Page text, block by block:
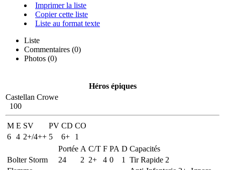
Imprimer la liste
Copier cette liste
Liste au format texte
Liste
Commentaires (0)
Photos (0)
Héros épiques
Castellan Crowe
100
M E SV PV CD CO
6 4 2+/4++ 5 6+
1
Portée A C/T F PA D Capacités
Bolter Storm
24 2 2+ 4 0 1
Tir Rapide 2